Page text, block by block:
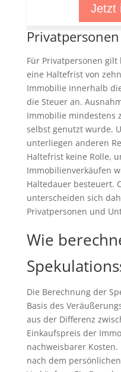
Jetzt
Für Privatpersonen
eine Haltefrist von
Immobilie innerhalb
die Steuer an.
Immobilie mindestens
selbst genutzt wurde.
unterliegen anderen
Haltefrist keine Rolle,
Immobilienverkäufen
Haltedauer besteuert.
unterscheiden sich
Privatpersonen und
Wie
Die Berechnung der
Basis des
aus der Differenz
Einkaufspreis der
nachweisbarer
nach dem